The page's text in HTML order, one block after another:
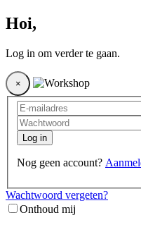
Hoi,
Log in om verder te gaan.
×
Log in
Nog geen account?
Wachtwoord vergeten?
Onthoud mij